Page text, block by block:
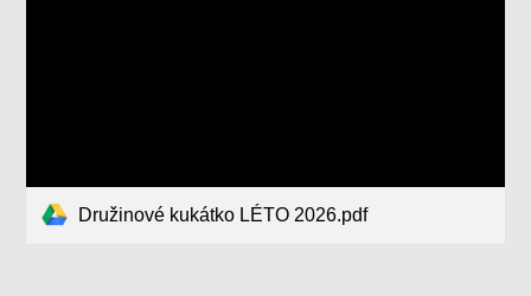
Družinové kukátko LÉTO 2026.pdf